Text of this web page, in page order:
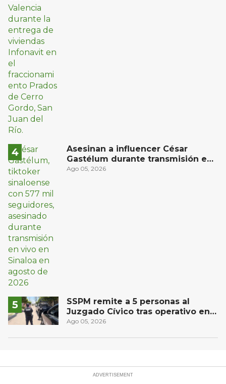
Asesinan a influencer César
Gastélum durante transmisión en
vivo en Sinaloa
Ago 05, 2026
SSPM remite a 5 personas al
Juzgado Cívico tras operativo en
San Juan del Río
Ago 05, 2026